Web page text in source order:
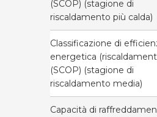
(SCOP) (stagione di
riscaldamento più calda)
Classificazione di
energetica
(SCOP) (stagione di
riscaldamento media)
Capacità di